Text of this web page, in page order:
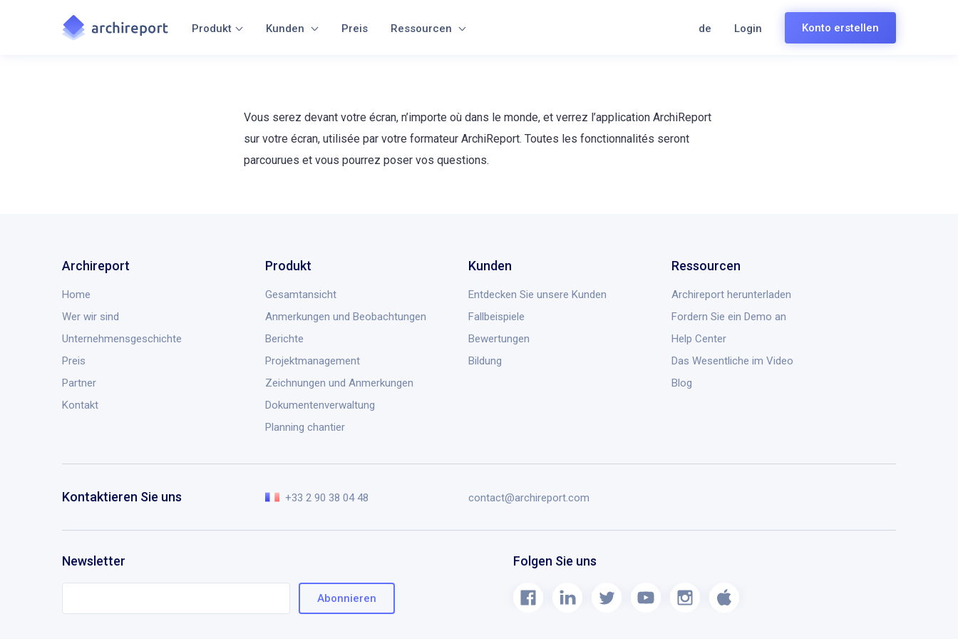
Produkt Kunden Preis Ressourcen de Login Konto erstellen
Vous serez devant votre écran, n’importe où dans le monde, et verrez l’application ArchiReport
sur votre écran, utilisée par votre formateur ArchiReport. Toutes les fonctionnalités seront
parcourues et vous pourrez poser vos questions.
Archireport
Home
Wer wir sind
Unternehmensgeschichte
Preis
Partner
Kontakt
Produkt
Gesamtansicht
Anmerkungen und Beobachtungen
Berichte
Projektmanagement
Zeichnungen und Anmerkungen
Dokumentenverwaltung
Planning chantier
Kunden
Entdecken Sie unsere Kunden
Fallbeispiele
Bewertungen
Bildung
Ressourcen
Archireport herunterladen
Fordern Sie ein Demo an
Help Center
Das Wesentliche im Video
Blog
Kontaktieren Sie uns +33 2 90 38 04 48 contact@archireport.com
Newsletter Folgen Sie uns